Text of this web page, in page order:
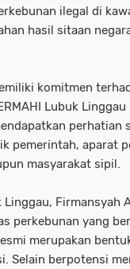
ilegal di
hasil sitaan
komitmen
Lubuk
perhatian
pemerintah, aparat
masyarakat sipil.
Linggau, Firmansyah
perkebunan yang
merupakan
Selain berpotensi